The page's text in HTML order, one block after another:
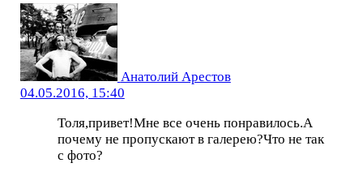
Анатолий Арестов
04.05.2016, 15:40
Толя,привет!Мне все очень понравилось.А
почему не пропускают в галерею?Что не так
с фото?